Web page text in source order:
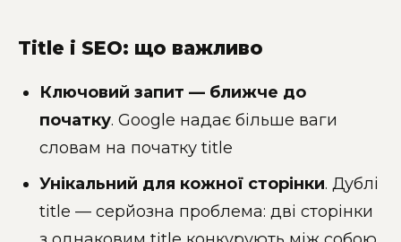
Title і SEO: що важливо
Ключовий запит — ближче до
початку. Google надає більше ваги
словам на початку title
Унікальний для кожної сторінки. Дублі
title — серйозна проблема: дві сторінки